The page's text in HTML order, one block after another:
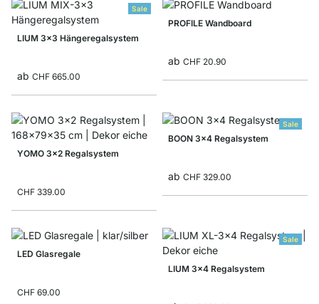
Sale
LIUM 3x3 Hängeregalsystem
ab CHF 665.00
PROFILE Wandboard
ab CHF 20.90
YOMO 3x2 Regalsystem
CHF 339.00
Sale
BOON 3x4 Regalsystem
ab CHF 329.00
LED Glasregale
CHF 69.00
Sale
LIUM 3x4 Regalsystem